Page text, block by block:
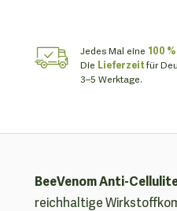
Jedes Mal eine 100
Die Lieferzeitfür
3–5 Werktage.
BeeVenom Anti-
reichhaltige